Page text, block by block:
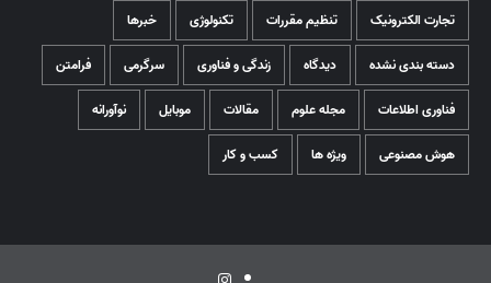
تجارت الکترونیک تنظیم مقررات تکنولوژی خبرها
دسته بندی نشده دیدگاه زندگی و فناوری سرگرمی فرامتن
فناوری اطلاعات مجله علوم مقالات موبایل نوآورانه
هوش مصنوعی ویژه ها کسب و کار